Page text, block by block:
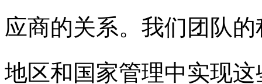
应商的关系。我们团队
地区和国家管理中实现